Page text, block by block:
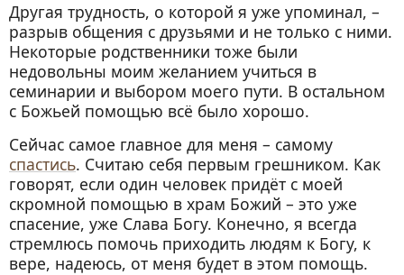
Другая трудность, о которой я уже упоминал, –
разрыв общения с друзьями и не только с ними.
Некоторые родственники тоже были
недовольны моим желанием учиться в
семинарии и выбором моего пути. В остальном
с Божьей помощью всё было хорошо.
Сейчас самое главное для меня – самому
спастись. Считаю себя первым грешником. Как
говорят, если один человек придёт с моей
скромной помощью в храм Божий – это уже
спасение, уже Слава Богу. Конечно, я всегда
стремлюсь помочь приходить людям к Богу, к
вере, надеюсь, от меня будет в этом помощь.